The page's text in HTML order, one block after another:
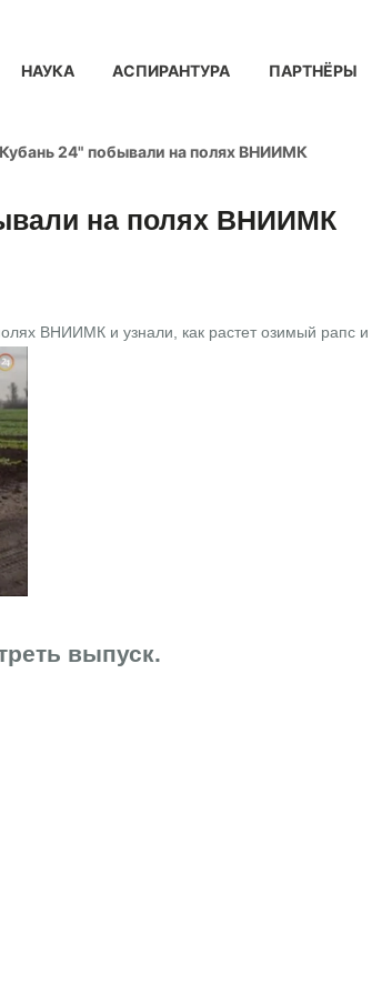
НАУКА АСПИРАНТУРА ПАРТНЁРЫ
24" побывали на полях ВНИИМК
на полях ВНИИМК
ВНИИМК и узнали, как растет озимый рапс и
выпуск.